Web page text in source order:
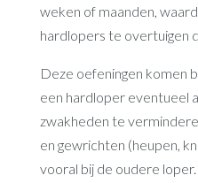
weken of maanden,
hardlopers te overtuigen
Deze oefeningen komen
een hardloper eventueel
zwakheden te
en gewrichten (heupen,
vooral bij de oudere